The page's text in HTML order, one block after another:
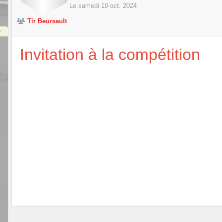
Le samedi 19 oct. 2024
Tir Beursault
Invitation à la compétition